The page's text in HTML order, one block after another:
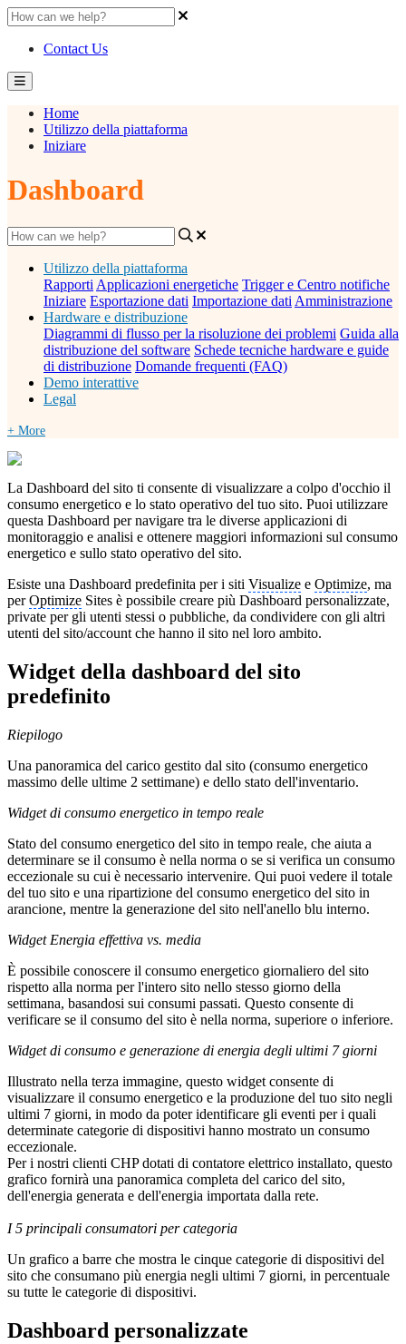
Contact Us
Home
Utilizzo della piattaforma
Iniziare
Dashboard
Utilizzo della piattaforma
Rapporti Applicazioni energetiche Trigger e Centro notifiche
Iniziare Esportazione dati Importazione dati Amministrazione
Hardware e distribuzione
Diagrammi di flusso per la risoluzione dei problemi Guida alla
distribuzione del software Schede tecniche hardware e guide
di distribuzione Domande frequenti (FAQ)
Demo interattive
Legal
+ More
La Dashboard del sito ti consente di visualizzare a colpo d'occhio il
consumo energetico e lo stato operativo del tuo sito. Puoi utilizzare
questa Dashboard per navigare tra le diverse applicazioni di
monitoraggio e analisi e ottenere maggiori informazioni sul consumo
energetico e sullo stato operativo del sito.
Esiste una Dashboard predefinita per i siti Visualize e Optimize, ma
perOptimize Sites è possibile creare più Dashboard personalizzate,
private per gli utenti stessi o pubbliche, da condividere con gli altri
utenti del sito/account che hanno il sito nel loro ambito.
Widget della dashboard del sito
predefinito
Riepilogo
Una panoramica del carico gestito dal sito (consumo energetico
massimo delle ultime 2 settimane) e dello stato dell'inventario.
Widget di consumo energetico in tempo reale
Stato del consumo energetico del sito in tempo reale, che aiuta a
determinare se il consumo è nella norma o se si verifica un consumo
eccezionale su cui è necessario intervenire. Qui puoi vedere il totale
del tuo sito e una ripartizione del consumo energetico del sito in
arancione, mentre la generazione del sito nell'anello blu interno.
Widget Energia effettiva vs. media
È possibile conoscere il consumo energetico giornaliero del sito
rispetto alla norma per l'intero sito nello stesso giorno della
settimana, basandosi sui consumi passati. Questo consente di
verificare se il consumo del sito è nella norma, superiore o inferiore.
Widget di consumo e generazione di energia degli ultimi 7 giorni
Illustrato nella terza immagine, questo widget consente di
visualizzare il consumo energetico e la produzione del tuo sito negli
ultimi 7 giorni, in modo da poter identificare gli eventi per i quali
determinate categorie di dispositivi hanno mostrato un consumo
eccezionale.
Per i nostri clienti CHP dotati di contatore elettrico installato, questo
grafico fornirà una panoramica completa del carico del sito,
dell'energia generata e dell'energia importata dalla rete.
I 5 principali consumatori per categoria
Un grafico a barre che mostra le cinque categorie di dispositivi del
sito che consumano più energia negli ultimi 7 giorni, in percentuale
su tutte le categorie di dispositivi.
Dashboard personalizzate